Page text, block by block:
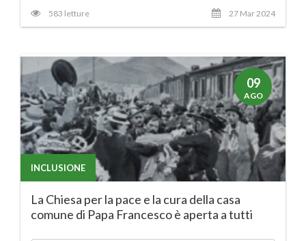
583 letture 27 Mar 2024
09
AGO
INCLUSIONE
La Chiesa per la pace e la cura della casa
comune di Papa Francesco è aperta a tutti